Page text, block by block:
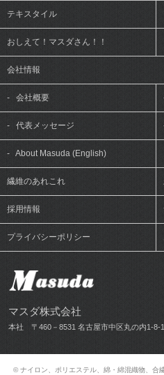
テキスタイル
おしえて！マスダさん！！
会社情報
- 会社概要
- 代表メッセージ
- About Masuda (English)
繊維のあれこれ
採用情報
プライバシーポリシー
マスダ株式会社
本社 〒460－8531 名古屋市中区丸の内1-8-
© ナイロン、ポリエステル、綿・綿混織物、合